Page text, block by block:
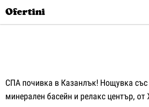
Ofertini
СПА почивка в Казанлък! Нощувка със
минерален басейн и релакс център, от